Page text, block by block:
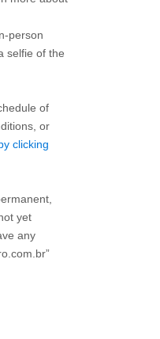
person
selfie of the
of
or
clicking
yet
any